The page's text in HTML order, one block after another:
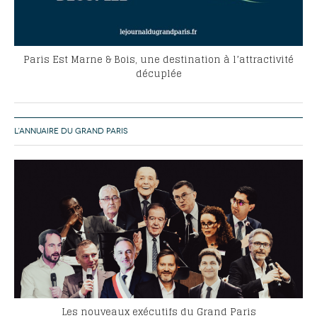
Paris Est Marne & Bois, une destination à l’attractivité
décuplée
L’ANNUAIRE DU GRAND PARIS
Les nouveaux exécutifs du Grand Paris